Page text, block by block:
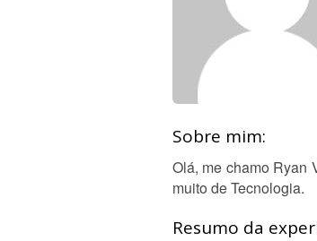
Sobre mim:
Olá, me chamo Ryan
muito de Tecnologia.
Resumo da